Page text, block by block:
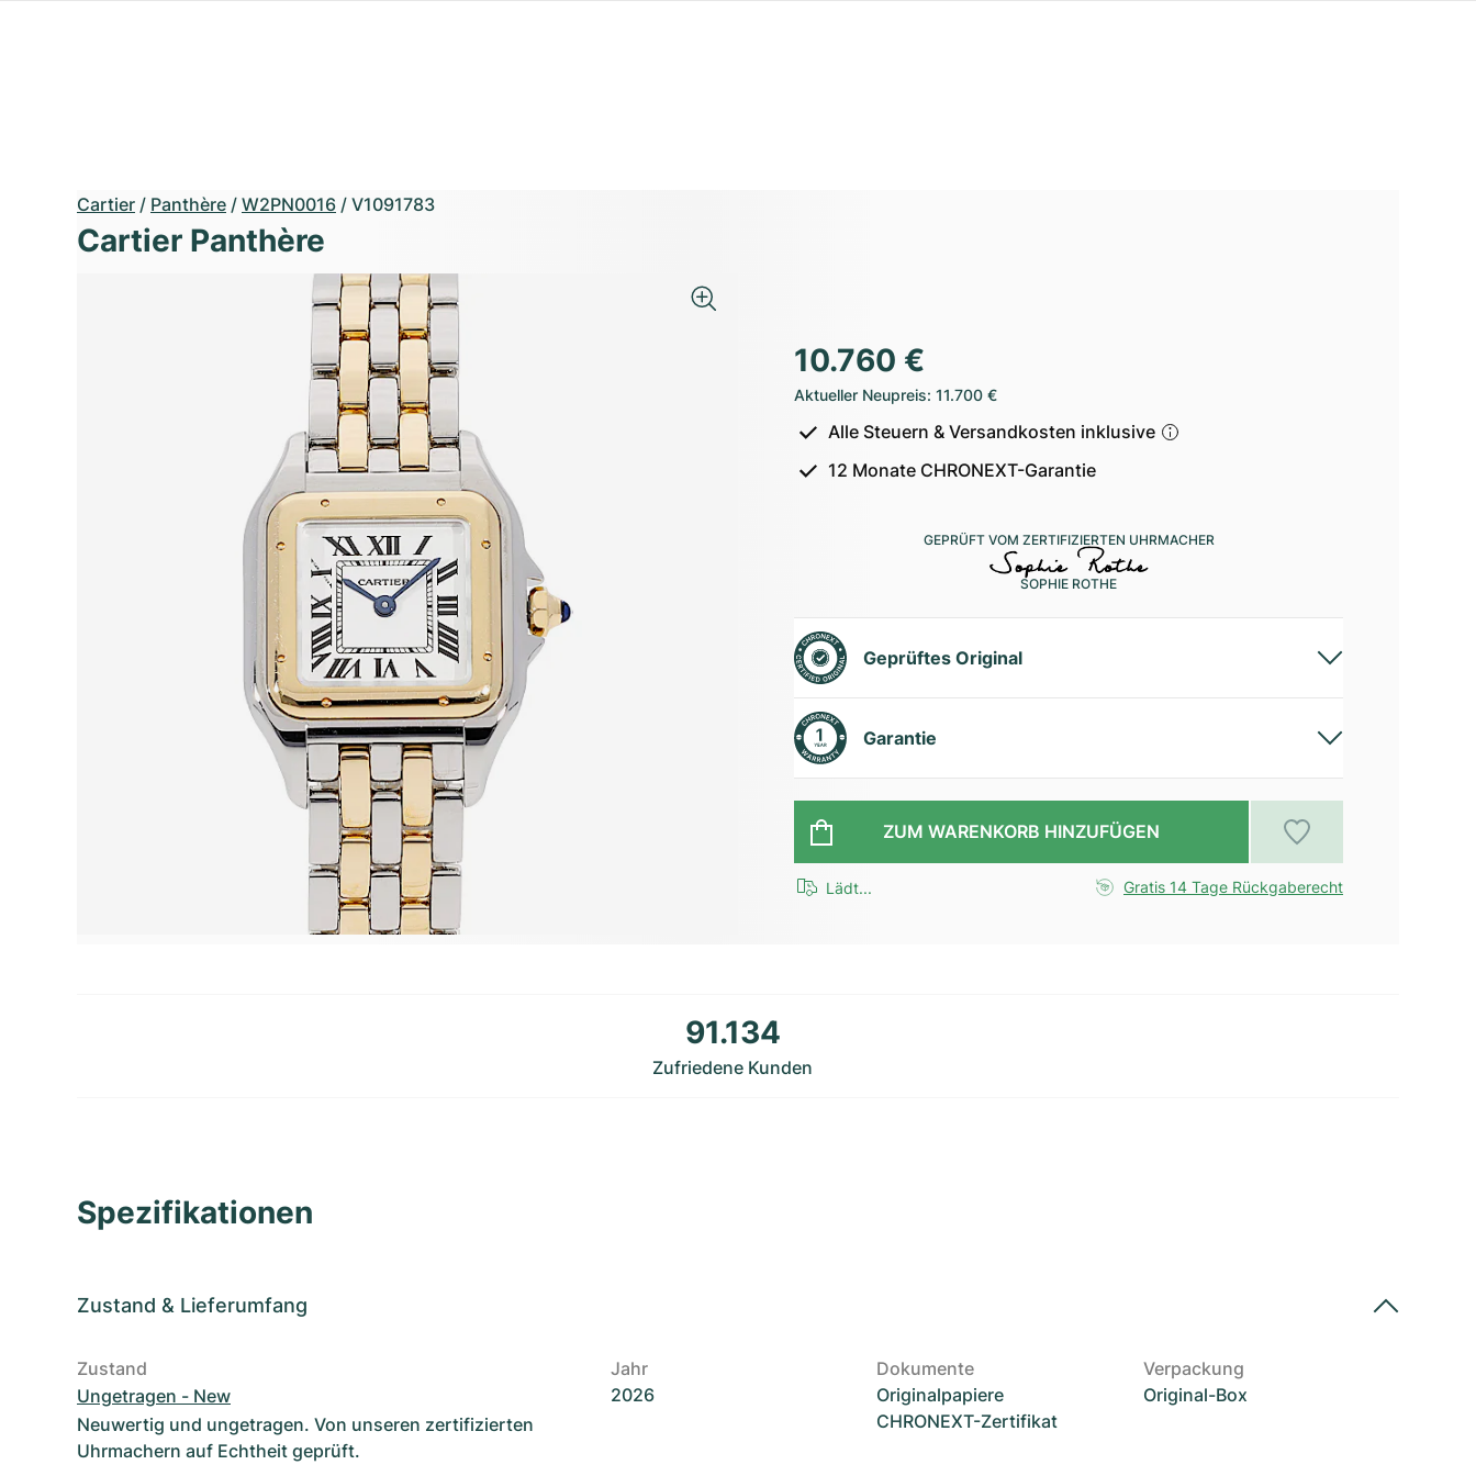
Cartier / Panthère / W2PN0016 / V1091783
Cartier Panthère
10.760 €
Aktueller Neupreis: 11.700 €
Alle Steuern & Versandkosten inklusive
12 Monate CHRONEXT-Garantie
GEPRÜFT VOM ZERTIFIZIERTEN UHRMACHER
SOPHIE ROTHE
Geprüftes Original
Garantie
ZUM WARENKORB HINZUFÜGEN
Lädt... Gratis 14 Tage Rückgaberecht
91.134
Zufriedene Kunden
Spezifikationen
Zustand & Lieferumfang
Zustand
Ungetragen - New
Neuwertig und ungetragen. Von unseren zertifizierten
Uhrmachern auf Echtheit geprüft.
Jahr
2026
Dokumente
Originalpapiere
CHRONEXT-Zertifikat
Verpackung
Original-Box